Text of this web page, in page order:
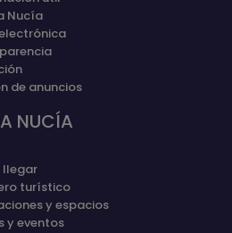
Nucía
de anuncios
NUCÍA
llegar
turístico
y espacios
y eventos